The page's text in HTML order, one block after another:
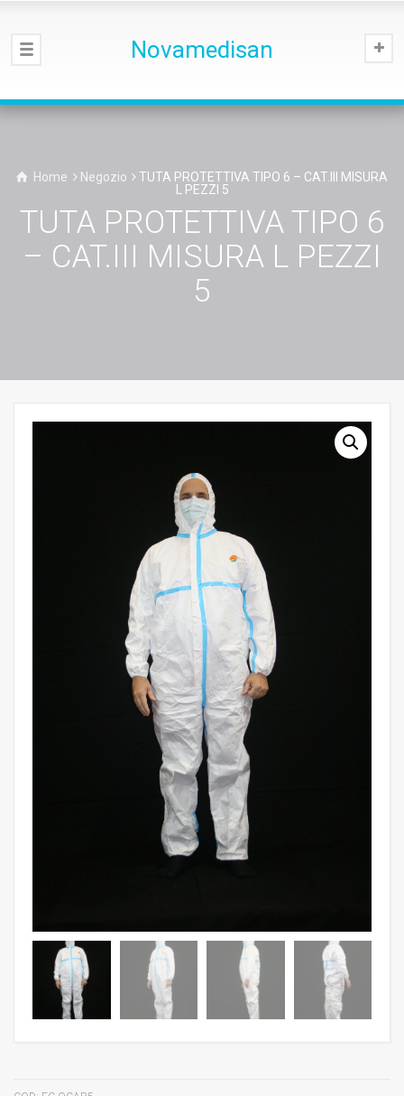
Novamedisan
Home Negozio
TUTA PROTETTIVA TIPO 6 – CAT.III MISURA
L PEZZI 5
TUTA PROTETTIVA TIPO 6
– CAT.III MISURA L PEZZI
5